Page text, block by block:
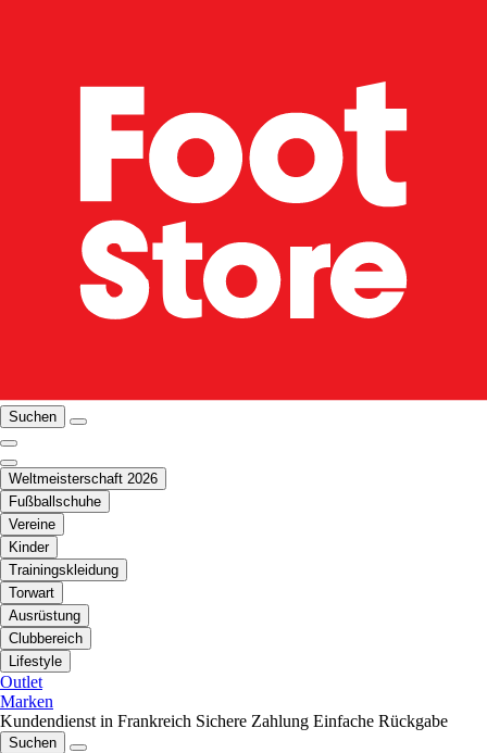
Suchen
Weltmeisterschaft 2026
Fußballschuhe
Vereine
Kinder
Trainingskleidung
Torwart
Ausrüstung
Clubbereich
Lifestyle
Outlet
Marken
Kundendienst in Frankreich Sichere Zahlung Einfache Rückgabe
Suchen